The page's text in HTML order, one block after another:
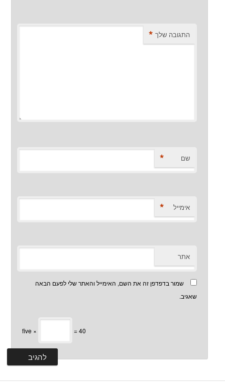
התגובה שלך *
שם *
אימייל *
אתר
שמור בדפדפן זה את השם, האימייל והאתר שלי לפעם הבאה
שאגיב.
five × = 40